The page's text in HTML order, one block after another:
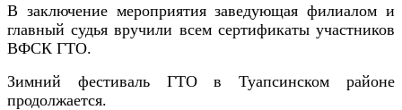
В заключение мероприятия заведующая филиалом и
главный судья вручили всем сертификаты участников
ВФСК ГТО.
Зимний фестиваль ГТО в Туапсинском районе
продолжается.